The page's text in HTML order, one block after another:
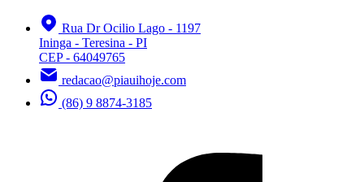
Rua Dr Ocilio Lago - 1197
Ininga - Teresina - PI
CEP - 64049765
redacao@piauihoje.com
(86) 9 8874-3185